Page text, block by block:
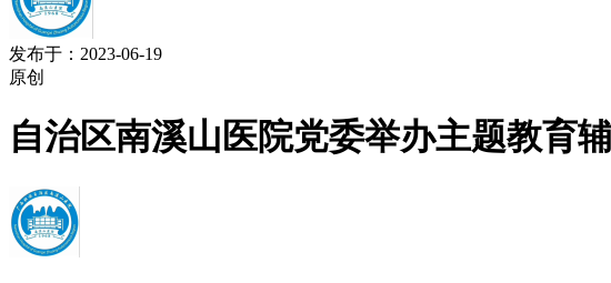
发布于：2023-06-19
原创
自治区南溪山医院党委举办主题教育